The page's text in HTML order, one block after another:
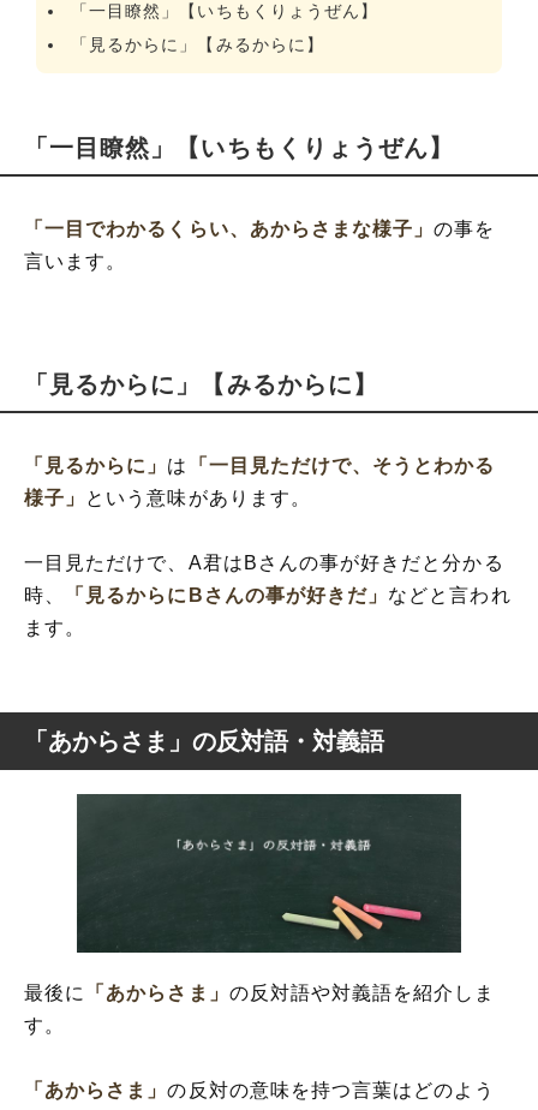
「一目瞭然」【いちもくりょうぜん】
「見るからに」【みるからに】
「一目瞭然」【いちもくりょうぜん】
「一目でわかるくらい、あからさまな様子」の事を
言います。
「見るからに」【みるからに】
「見るからに」 は
「一目見ただけで、そうとわかる
様子」
という意味があります。
一目見ただけで、A君はBさんの事が好きだと分かる
時、
「見るからにBさんの事が好きだ」 などと言われ
ます。
「あからさま」の反対語・対義語
最後に 「あからさま」 の反対語や対義語を紹介しま
す。
「あからさま」の反対の意味を持つ言葉はどのよう